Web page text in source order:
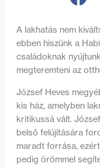
A lakhatás nem
ebben hiszünk a
családoknak
megteremteni az
József Heves
kis ház, amelyben
kritikussá vált.
belső felújítására
maradt forrása,
pedig örömmel